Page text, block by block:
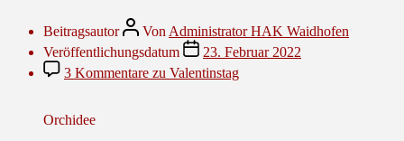
Beitragsautor Von Administrator HAK Waidhofen
Veröffentlichungsdatum
23. Februar 2022
3 Kommentare zu Valentinstag
Orchidee